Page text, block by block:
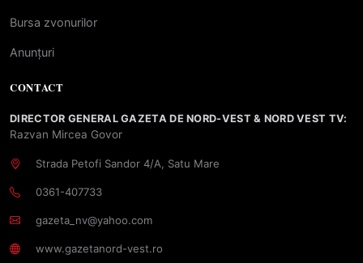
Bursa zvonurilor
Anunțuri
CONTACT
DIRECTOR GENERAL GAZETA DE NORD-VEST & NORD VEST TV:
Razvan Mircea Govor
Strada Petofi Sandor 4/A, Satu Mare
0361-407733
gazeta_nv@yahoo.com
www.gazetanord-vest.ro